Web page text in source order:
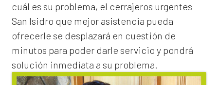
cuál es su problema, el cerrajeros urgentes
San Isidro que mejor asistencia pueda
ofrecerle se desplazará en cuestión de
minutos para poder darle servicio y pondrá
solución inmediata a su problema.